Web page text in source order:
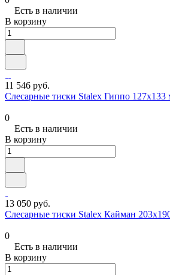
Есть в наличии
В корзину
11 546 руб.
Слесарные тиски Stalex Гиппо 127x133
0
Есть в наличии
В корзину
13 050 руб.
Слесарные тиски Stalex Кайман
0
Есть в наличии
В корзину